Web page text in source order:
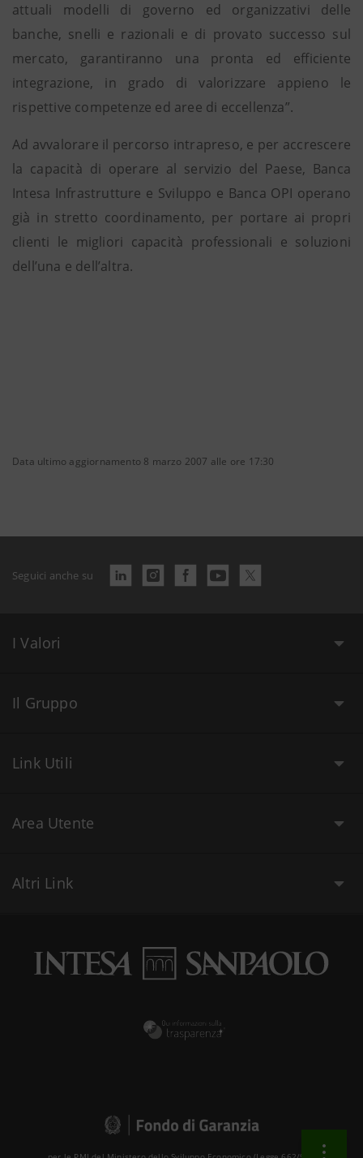
attuali modelli di governo ed organizzativi delle
banche, snelli e razionali e di provato successo sul
mercato, garantiranno una pronta ed efficiente
integrazione, in grado di valorizzare appieno le
rispettive competenze ed aree di eccellenza”.
Ad avvalorare il percorso intrapreso, e per accrescere
la capacità di operare al servizio del Paese, Banca
Intesa Infrastrutture e Sviluppo e Banca OPI operano
già in stretto coordinamento, per portare ai propri
clienti le migliori capacità professionali e soluzioni
dell’una e dell’altra.
Data ultimo aggiornamento 8 marzo 2007 alle ore 17:30
Seguici anche su
I Valori
Il Gruppo
Link Utili
Area Utente
Altri Link